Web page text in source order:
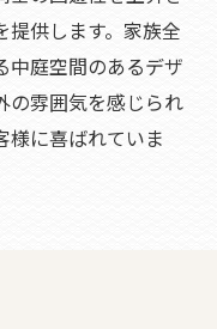
供します。家族全
中庭空間のあるデザ
の雰囲気を感じられ
様に喜ばれていま